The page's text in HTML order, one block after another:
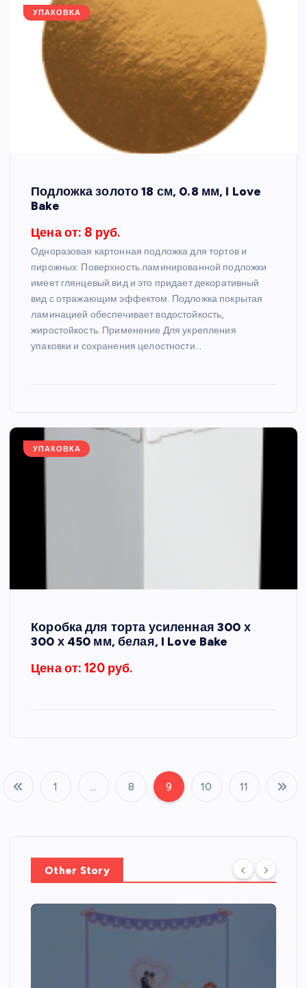
УПАКОВКА
Подложка золото 18 см, 0.8 мм, I Love
Bake
Цена от: 8 руб.
Одноразовая картонная подложка для тортов и
пирожных. Поверхность ламинированной подложки
имеет глянцевый вид и это придает декоративный
вид с отражающим эффектом. Подложка покрытая
ламинацией обеспечивает водостойкость,
жиростойкость. Применение Для укрепления
упаковки и сохранения целостности…
УПАКОВКА
Коробка для торта усиленная 300 х
300 х 450 мм, белая, I Love Bake
Цена от: 120 руб.
П
и
н
а
1 … 8 9 10 11
Other Story